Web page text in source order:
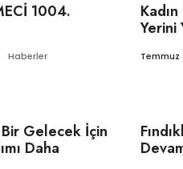
1004.
Haberler
Yerini
Temmuz
Gelecek İçin
Daha